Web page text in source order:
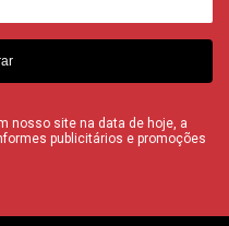
nosso site na data de hoje, a
publicitários e promoções